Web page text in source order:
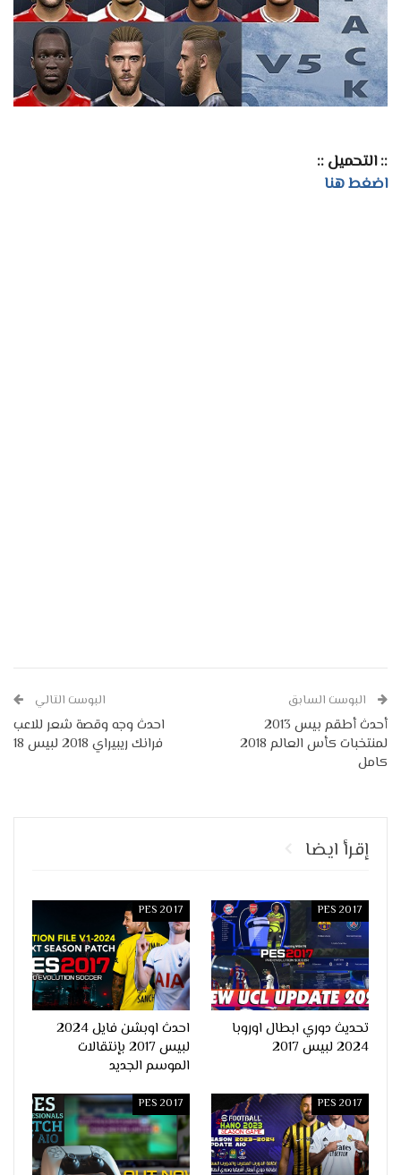
:: التحميل ::
اضغط هنا
البوست السابق
أحدث أطقم بيس 2013
لمنتخبات كأس العالم 2018
كامل
البوست التالي
احدث وجه وقصة شعر للاعب
فرانك ريبيراي 2018 لبيس 18
إقرأ ايضا
PES 2017
تحديث دوري ابطال اوروبا
2024 لبيس 2017
PES 2017
احدث اوبشن فايل 2024
لبيس 2017 بإنتقالات
الموسم الجديد
PES 2017
PES 2017